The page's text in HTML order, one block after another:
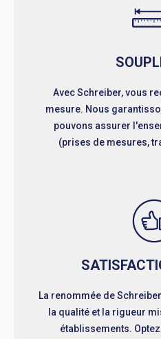
Avec Schreiber, vous
mesure. Nous
pouvons assurer
(prises de mesures,
La renommée de
la qualité et la rigueur
établissements.